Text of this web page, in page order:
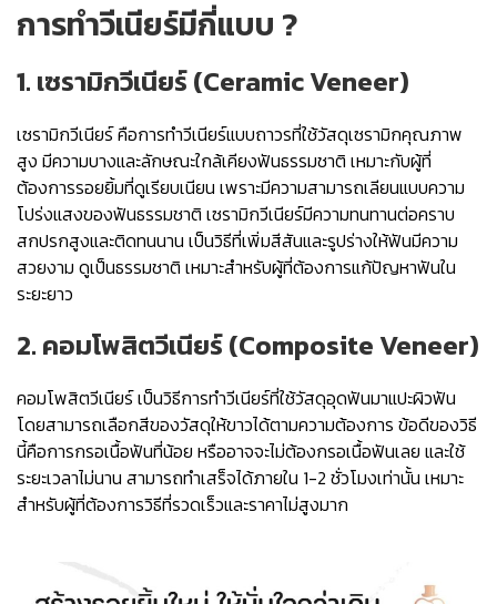
การทำวีเนียร์มีกี่แบบ ?
1. เซรามิกวีเนียร์ (Ceramic Veneer)
เซรามิกวีเนียร์ คือการทำวีเนียร์แบบถาวรที่ใช้วัสดุเซรามิกคุณภาพ
สูง มีความบางและลักษณะใกล้เคียงฟันธรรมชาติ เหมาะกับผู้ที่
ต้องการรอยยิ้มที่ดูเรียบเนียน เพราะมีความสามารถเลียนแบบความ
โปร่งแสงของฟันธรรมชาติ เซรามิกวีเนียร์มีความทนทานต่อคราบ
สกปรกสูงและติดทนนาน เป็นวิธีที่เพิ่มสีสันและรูปร่างให้ฟันมีความ
สวยงาม ดูเป็นธรรมชาติ เหมาะสำหรับผู้ที่ต้องการแก้ปัญหาฟันใน
ระยะยาว
2. คอมโพสิตวีเนียร์ (Composite Veneer)
คอมโพสิตวีเนียร์ เป็นวิธีการทำวีเนียร์ที่ใช้วัสดุอุดฟันมาแปะผิวฟัน
โดยสามารถเลือกสีของวัสดุให้ขาวได้ตามความต้องการ ข้อดีของวิธี
นี้คือการกรอเนื้อฟันที่น้อย หรืออาจจะไม่ต้องกรอเนื้อฟันเลย และใช้
ระยะเวลาไม่นาน สามารถทำเสร็จได้ภายใน 1-2 ชั่วโมงเท่านั้น เหมาะ
สำหรับผู้ที่ต้องการวิธีที่รวดเร็วและราคาไม่สูงมาก